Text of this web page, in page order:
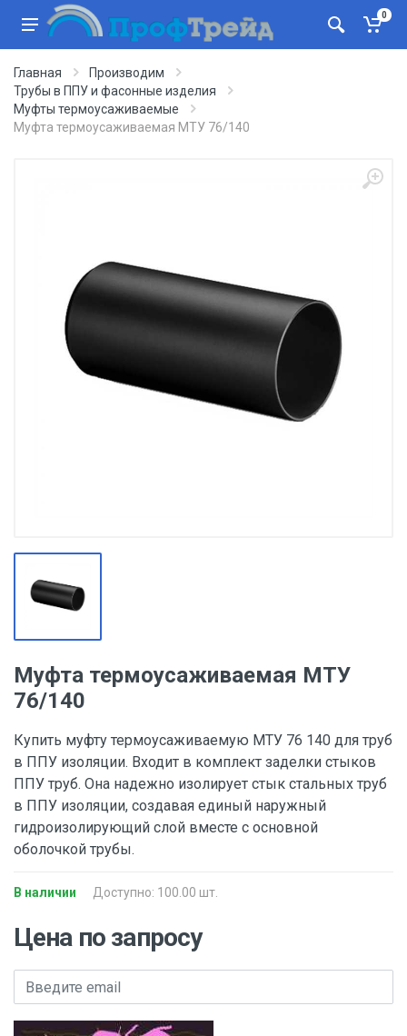
0
Главная
Производим
Трубы в ППУ и фасонные изделия
Муфты термоусаживаемые
Муфта термоусаживаемая МТУ 76/140
Муфта термоусаживаемая МТУ
76/140
Купить муфту термоусаживаемую МТУ 76 140 для труб
в ППУ изоляции. Входит в комплект заделки стыков
ППУ труб. Она надежно изолирует стык стальных труб
в ППУ изоляции, создавая единый наружный
гидроизолирующий слой вместе с основной
оболочкой трубы.
В наличии Доступно: 100.00 шт.
Цена по запросу